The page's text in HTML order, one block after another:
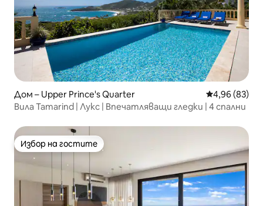
Дом – Upper Prince's Quarter Средна
4,96 (83)
Вила Tamarind | Лукс | Впечатляващи гледки | 4 спални
Избор на гостите
Избор на гостите